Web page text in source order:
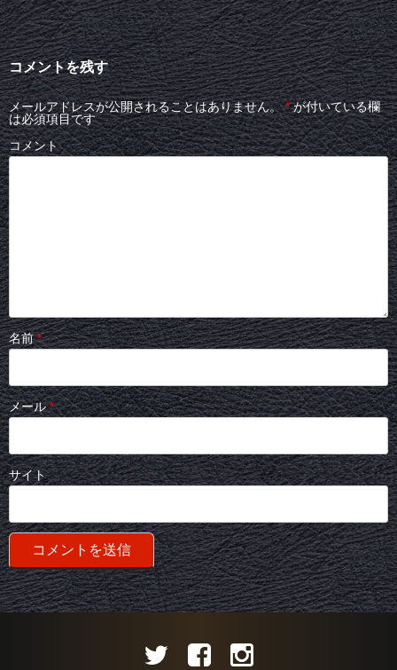
コメントを残す
メールアドレスが公開されることはありません。 *が付いている欄
は必須項目です
コメント
名前*
メール*
サイト